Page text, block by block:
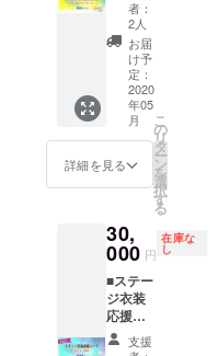
会議ア
プリを
使用致
します
ので、
ダウン
ロード
をお願
す。 ※
プライ
イブの
コース
も同時
にお申
込み頂
いた方
は、配
必ずご
確認く
ださ
い。) ・
お披露
目ライ
ブの記
念チ
(実際の
ライブ
ませ
ん。記
念グッ
ズで
す。) ・
記念チ
ケット
レコ発
ライブ
着用し
ていた
他、普
段のラ
イブで
も着用
してい
た衣装
ターン
のお金
しいバ
ンドの
衣装を
揃えさ
・イロ
ハマイ
手書き
の感謝
ハがソ
ロ活動
で着用
してい
た、ス
しま
す。
2016年
の「金
の雨が
降る
街」ワ
ロハ
コー
ス [郵
送なし]
[数量
限定] ・
お1人の
為にス
テージ
からプ
ライ
配信ラ
イブ (60
分間) ・
あらか
じめお
送り頂
いたお
者：
2人
お届
け予
定：
2020
年05
月
詳細を見る
こ
の
リ
タ
ー
ン
を
選
択
す
る
30,
000 円
在庫な
し
■ステー
ジ衣装
応援
コー
ス イ
支援